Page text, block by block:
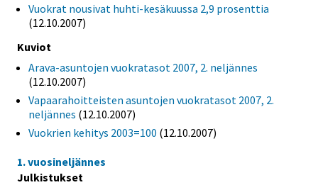
Vuokrat nousivat huhti-kesäkuussa 2,9 prosenttia
(12.10.2007)
Kuviot
Arava-asuntojen vuokratasot 2007, 2. neljännes
(12.10.2007)
Vapaarahoitteisten asuntojen vuokratasot 2007, 2.
neljännes (12.10.2007)
Vuokrien kehitys 2003=100 (12.10.2007)
1. vuosineljännes
Julkistukset